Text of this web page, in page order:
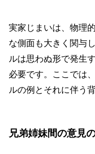
実家じまいは、物理
な側面も大きく関与
ルは思わぬ形で発生
必要です。ここでは
ルの例とそれに伴う
兄弟姉妹間の意見